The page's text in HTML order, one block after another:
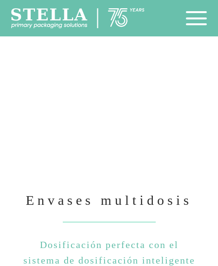
Envases multidosis
Dosificación perfecta con el
sistema de dosificación inteligente